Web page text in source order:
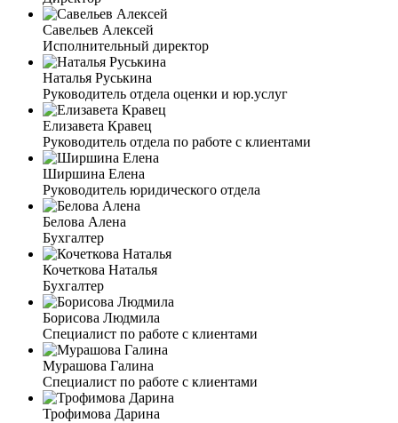
Савельев Алексей
Исполнительный директор
Наталья Руськина
Руководитель отдела оценки и юр.услуг
Елизавета Кравец
Руководитель отдела по работе с клиентами
Ширшина Елена
Руководитель юридического отдела
Белова Алена
Бухгалтер
Кочеткова Наталья
Бухгалтер
Борисова Людмила
Специалист по работе с клиентами
Мурашова Галина
Специалист по работе с клиентами
Трофимова Дарина